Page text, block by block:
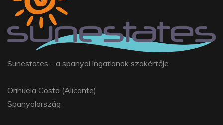
Sunestates - a spanyol ingatlanok szakértője
Orihuela Costa (Alicante)
Spanyolország